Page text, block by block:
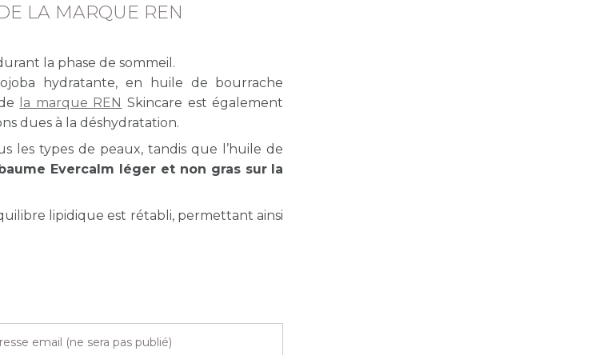
LA MARQUE REN
la phase de sommeil.
hydratante, en huile de bourrache
la marque REN Skincare est également
dues à la déshydratation.
les types de peaux, tandis que l’huile de
Evercalm léger et non gras sur la
lipidique est rétabli, permettant ainsi